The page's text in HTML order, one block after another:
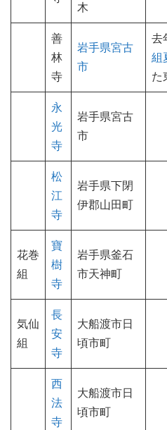
木
善
林
寺
岩手県宮古
市
去
組
た
永
光
寺
岩手県宮古
市
松
江
寺
岩手県下閉
伊郡山田町
花巻
組
寶
樹
寺
岩手県釜石
市天神町
気仙
組
長
安
寺
大船渡市日
頃市町
西
法
寺
大船渡市日
頃市町